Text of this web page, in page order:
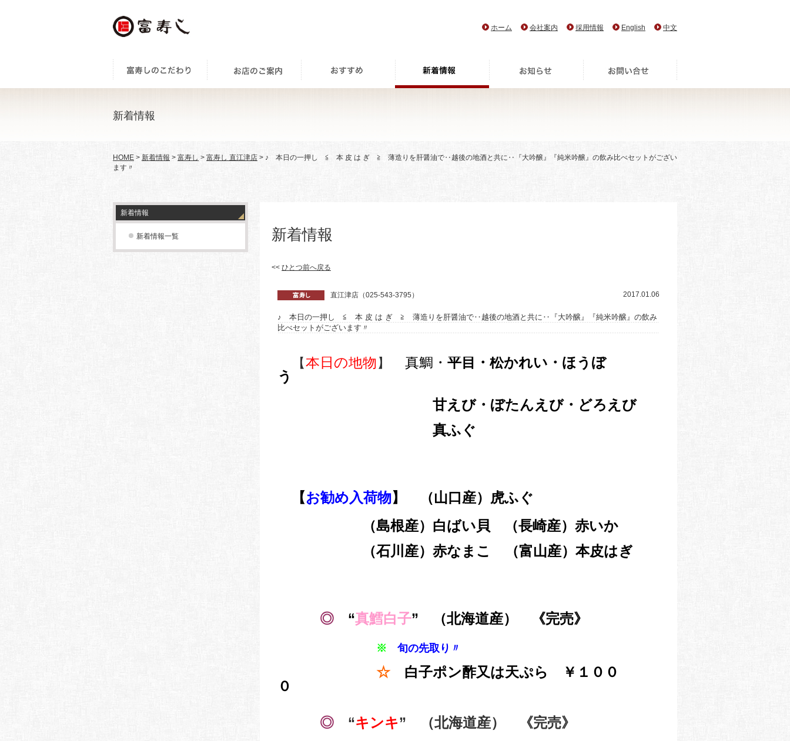
ホーム 会社案内 採用情報 English 中文
新着情報
HOME > 新着情報 > 富寿し > 富寿し 直江津店 > ♪ 本日の一押し ≦ 本 皮 は ぎ ≧ 薄造りを肝醤油で‥越後の地酒と共に‥『大吟醸』『純米吟醸』の飲み比べセットがござい
ます〃
新着情報
新着情報一覧 新着情報
<< ひとつ前へ戻る
直江津店（025-543-3795） 2017.01.06
♪ 本日の一押し ≦ 本 皮 は ぎ ≧ 薄造りを肝醤油で‥越後の地酒と共に‥『大吟醸』『純米吟醸』の飲み
比べセットがございます〃
【本日の地物】 真鯛・ 平目・松かれい・ほうぼ
う
甘えび・ぼたんえび・どろえび
真ふぐ
【お勧め入荷物】 （山口産）虎ふぐ
（島根産）白ばい貝 （長崎産）赤いか
（石川産）赤なまこ （富山産）本皮はぎ
◎ “真鱈白子” （北海道産） 《完売》
※ 旬の先取り〃
☆白子ポン酢又は天ぷら ￥１００
０
◎ “キンキ” （北海道産） 《完売》